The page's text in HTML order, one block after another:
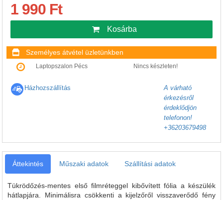
1 990 Ft
Kosárba
Személyes átvétel üzletünkben
Laptopszalon Pécs Nincs készleten!
Házhozszállítás
A várható
érkezésről
érdeklődjön
telefonon!
+36203679498
Áttekintés Műszaki adatok Szállítási adatok
Tükrödőzés-mentes első filmréteggel kibővített fólia a készülék
hátlapjára. Minimálisra csökkenti a kijelzőről visszaverődő fény